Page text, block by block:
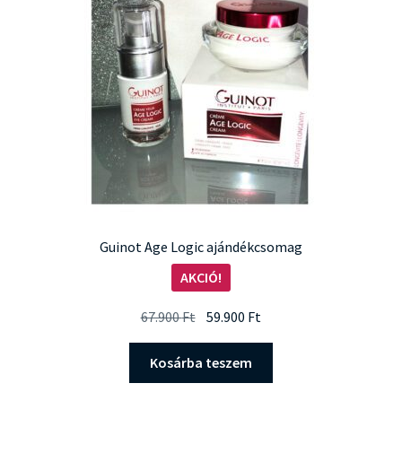
Guinot Age Logic ajándékcsomag
AKCIÓ!
67.900Ft Original
price
was:
67.900 Ft.
59.900 Ft
price
59.900 Ft.
Kosárba teszem